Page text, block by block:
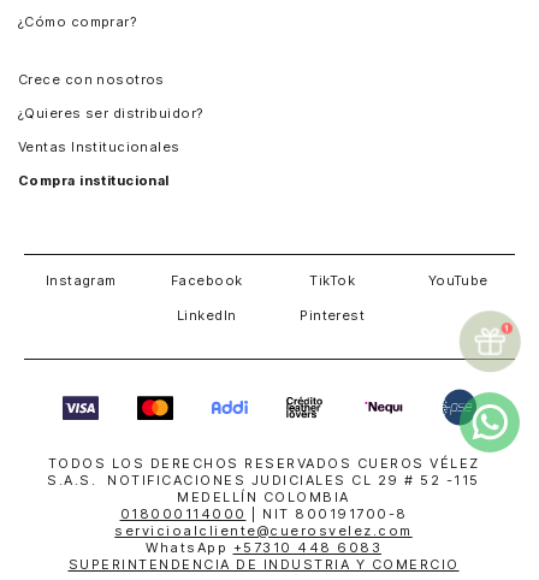
¿Cómo comprar?
Crece con nosotros
¿Quieres ser distribuidor?
Ventas Institucionales
Compra institucional
Instagram Facebook TikTok YouTube
LinkedIn Pinterest
TODOS LOS DERECHOS RESERVADOS CUEROS VÉLEZ
S.A.S. NOTIFICACIONES JUDICIALES CL 29 # 52 -115
MEDELLÍN COLOMBIA
018000114000
| NIT 800191700-8
servicioalcliente@cuerosvelez.com
WhatsApp +57310 448 6083
SUPERINTENDENCIA DE INDUSTRIA Y COMERCIO